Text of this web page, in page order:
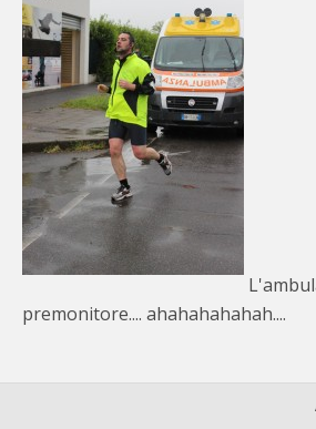
premonitore.... ahahahahahah....